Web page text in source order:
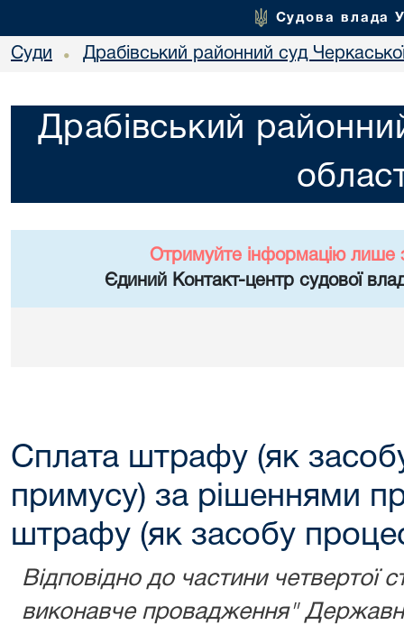
Судова влада
Суди • Драбівський районний суд
Драбівський
Отримуйте інформацію лише
Єдиний Контакт-центр судової
Сплата штрафу (як
примусу) за рішеннями
штрафу (як засобу
Відповідно до частини четвертої
виконавче провадження"